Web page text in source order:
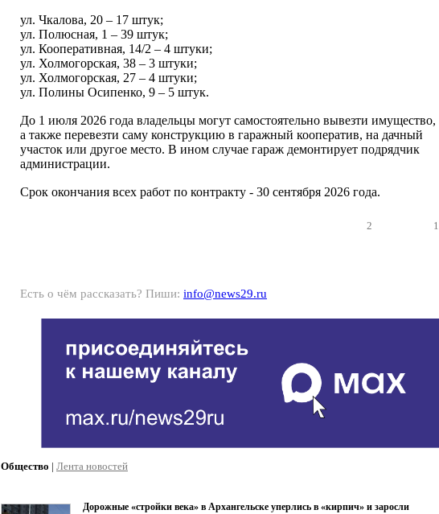
ул. Чкалова, 20 – 17 штук;
ул. Полюсная, 1 – 39 штук;
ул. Кооперативная, 14/2 – 4 штуки;
ул. Холмогорская, 38 – 3 штуки;
ул. Холмогорская, 27 – 4 штуки;
ул. Полины Осипенко, 9 – 5 штук.
До 1 июля 2026 года владельцы могут самостоятельно вывезти имущество,
а также перевезти саму конструкцию в гаражный кооператив, на дачный
участок или другое место. В ином случае гараж демонтирует подрядчик
администрации.
Срок окончания всех работ по контракту - 30 сентября 2026 года.
2 1
Есть о чём рассказать? Пиши: info@news29.ru
Общество | Лента новостей
Дорожные «стройки века» в Архангельске уперлись в «кирпич» и заросли